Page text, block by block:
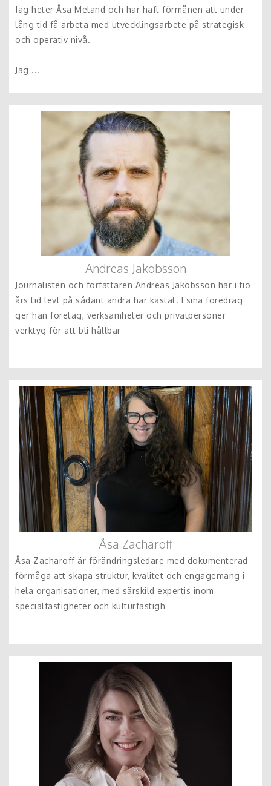
Jag heter Åsa Meland och har haft förmånen att under
lång tid få arbeta med utvecklingsarbete på strategisk
och operativ nivå.
Jag ...
Andreas Jakobsson
Journalisten och författaren Andreas Jakobsson har i tio
års tid levt på sådant andra har kastat. I sina föredrag
ger han företag, verksamheter och privatpersoner
verktyg för att bli hållbar
Åsa Zacharoff
Åsa Zacharoff är förändringsledare med dokumenterad
förmåga att skapa struktur, kvalitet och engagemang i
hela organisationer, med särskild expertis inom
specialfastigheter och kulturfastigh